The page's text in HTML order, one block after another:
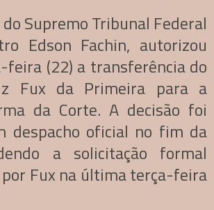
Supremo Tribunal Federal
Edson Fachin, autorizou
feira (22) a transferência do
Fux da Primeira para a
da Corte. A decisão foi
despacho oficial no fim da
a solicitação formal
Fux na última terça-feira